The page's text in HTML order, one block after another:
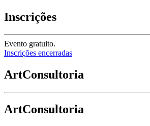
Inscrições
Evento gratuito.
Inscrições encerradas
ArtConsultoria
ArtConsultoria